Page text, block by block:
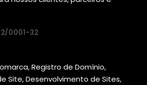
0001-32
Registro de Domínio,
Site, Desenvolvimento de Sites,